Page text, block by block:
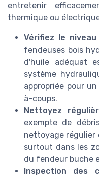
entretenir
thermique ou
Vérifiez le
fendeuses bois
d'huile adéquat
système
appropriée pour
à-coups.
Nettoyez
exempte de
nettoyage régulier
surtout dans les
du fendeur buche
Inspection des